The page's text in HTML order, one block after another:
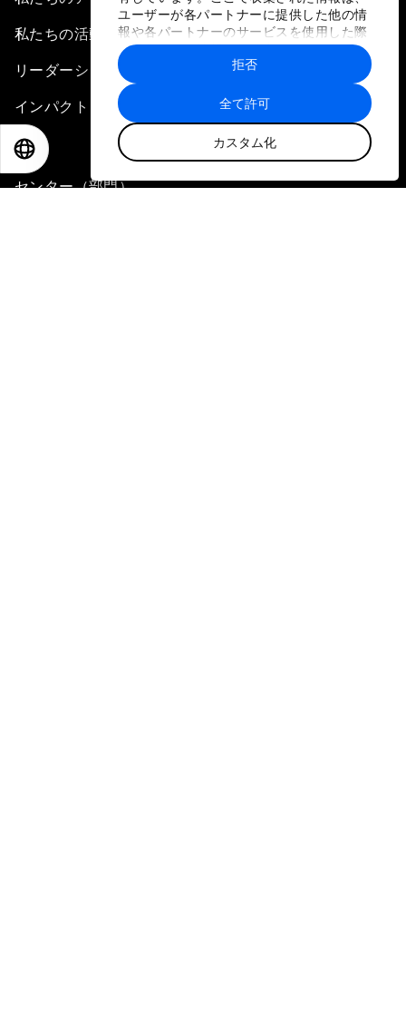
ユーザーが各パートナーに提供した他の情
報や各パートナーのサービスを使用した際
に収集された情報と組み合わされ、各パー
トナーによって使用されることがありま
す。
全て許可
カスタム化
拒否
私たちの活動
リーダーシップとガバナンス
インパクト
詳細
センター（部門）